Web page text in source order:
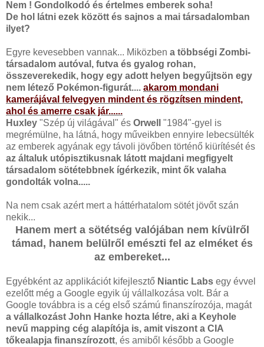
Nem ! Gondolkodó és értelmes emberek soha!
De hol látni ezek között és sajnos a mai társadalomban
ilyet?
Egyre kevesebben vannak... Miközben a többségi Zombi-
társadalom autóval, futva és gyalog rohan,
összeverekedik, hogy egy adott helyen begyűjtsön egy
nem létező Pokémon-figurát.... akarom mondani
kamerájával felvegyen mindent és rögzítsen mindent,
ahol és amerre csak jár......
Huxley "Szép új világával" és Orwell
"1984"-gyel is
megrémülne, ha látná, hogy műveikben ennyire lebecsülték
az emberek agyának egy távoli jövőben történő kiürítését és
az általuk utópisztikusnak látott majdani megfigyelt
társadalom sötétebbnek ígérkezik, mint ők valaha
gondolták volna.....
Na nem csak azért mert a háttérhatalom sötét jövőt szán
nekik...
Hanem mert a sötétség valójában nem kívülről
támad, hanem belülről emészti fel az elméket és
az embereket...
Egyébként az applikációt kifejlesztő Niantic Labs egy évvel
ezelőtt még a Google egyik új vállalkozása volt. Bár a
Google továbbra is a cég első számú finanszírozója, magát
a vállalkozást John Hanke hozta létre, aki a Keyhole
nevű mapping cég alapítója is, amit viszont a CIA
tőkealapja finanszírozott, és amiből később a Google